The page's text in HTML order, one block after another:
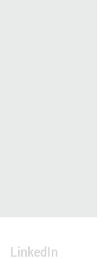
LinkedIn